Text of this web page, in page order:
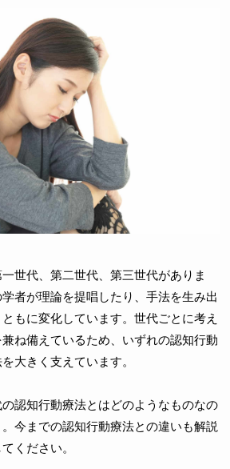
世代、第二世代、第三世代がありま
者が理論を提唱したり、手法を生み出
もに変化しています。世代ごとに考え
ね備えているため、いずれの認知行動
大きく支えています。
認知行動療法とはどのようなものなの
今までの認知行動療法との違いも解説
ください。